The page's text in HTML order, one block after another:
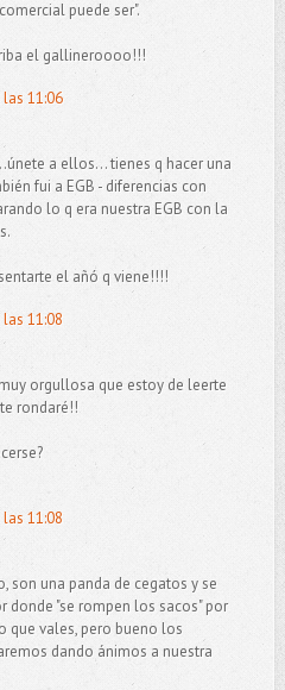
puede ser".
el gallineroooo!!!
11:06
a ellos... tienes q hacer una
fui a EGB - diferencias con
lo q era nuestra EGB con la
el añó q viene!!!!
11:08
orgullosa que estoy de leerte
rondaré!!
11:08
son una panda de cegatos y se
donde "se rompen los sacos" por
que vales, pero bueno los
dando ánimos a nuestra